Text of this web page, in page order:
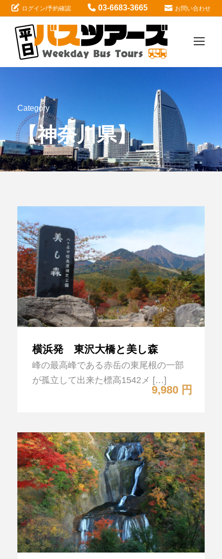
ログイン/予約確認 03-6683-3665 お問い合わせ
Category
【神奈川県】
横浜発 東沢大橋と美し森
9,980 円
峰の最高峰である赤岳の東尾根の一部
が孤立して出来た標高1542メ […]